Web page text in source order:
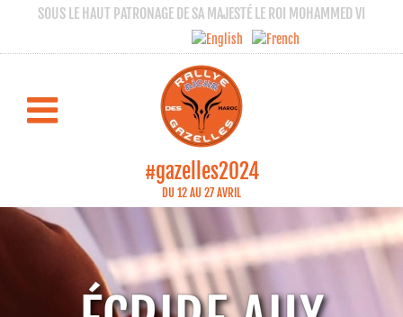
SOUS LE HAUT PATRONAGE DE SA MAJESTÉ LE ROI MOHAMMED VI
#gazelles2024
DU 12 AU 27 AVRIL